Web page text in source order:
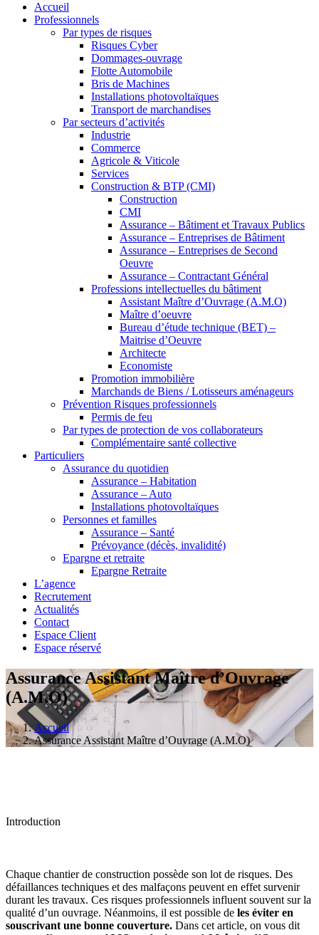
Accueil
Professionnels
Par types de risques
Risques Cyber
Dommages-ouvrage
Flotte Automobile
Bris de Machines
Installations photovoltaïques
Transport de marchandises
Par secteurs d’activités
Industrie
Commerce
Agricole & Viticole
Services
Construction & BTP (CMI)
Construction
CMI
Assurance – Bâtiment et Travaux Publics
Assurance – Entreprises de Bâtiment
Assurance – Entreprises de Second
Oeuvre
Assurance – Contractant Général
Professions intellectuelles du bâtiment
Assistant Maître d’Ouvrage (A.M.O)
Maître d’oeuvre
Bureau d’étude technique (BET) –
Maitrise d’Oeuvre
Architecte
Economiste
Promotion immobilière
Marchands de Biens / Lotisseurs aménageurs
Prévention Risques professionnels
Permis de feu
Par types de protection de vos collaborateurs
Complémentaire santé collective
Particuliers
Assurance du quotidien
Assurance – Habitation
Assurance – Auto
Installations photovoltaïques
Personnes et familles
Assurance – Santé
Prévoyance (décès, invalidité)
Epargne et retraite
Epargne Retraite
L’agence
Recrutement
Actualités
Contact
Espace Client
Espace réservé
Assurance Assistant Maître d’Ouvrage
(A.M.O)
Accueil
Assurance Assistant Maître d’Ouvrage (A.M.O)
Introduction
Chaque chantier de construction possède son lot de risques. Des
défaillances techniques et des malfaçons peuvent en effet survenir
durant les travaux. Ces risques professionnels influent souvent sur la
qualité d’un ouvrage. Néanmoins, il est possible de les éviter en
souscrivant une bonne couverture. Dans cet article, on vous dit